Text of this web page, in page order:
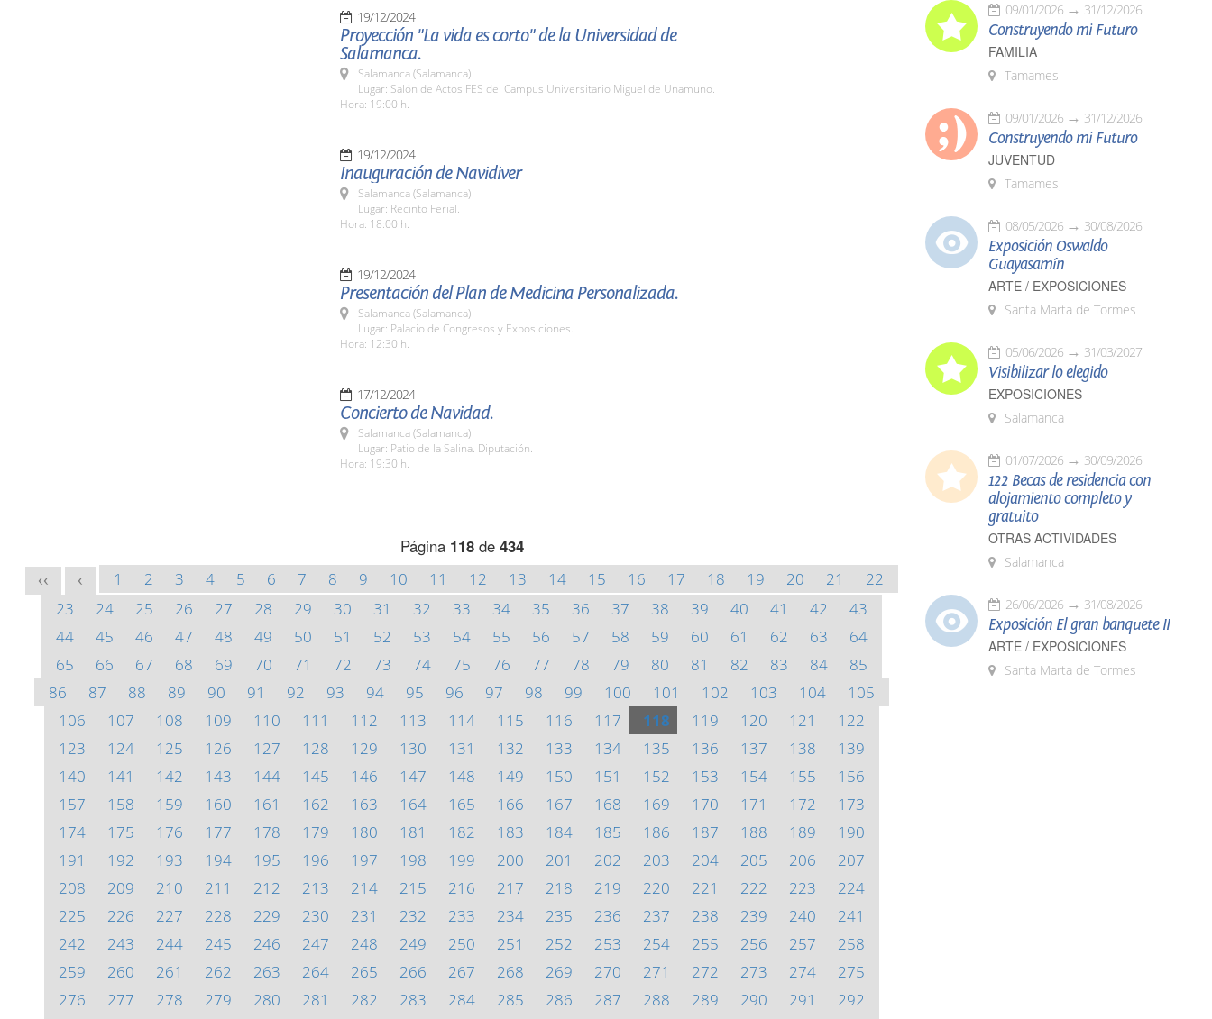
19/12/2024
Proyección "La vida es corto" de la Universidad de
Salamanca.
Salamanca (Salamanca)
Lugar: Salón de Actos FES del Campus Universitario Miguel de Unamuno.
Hora: 19:00 h.
19/12/2024
Inauguración de Navidiver
Salamanca (Salamanca)
Lugar: Recinto Ferial.
Hora: 18:00 h.
19/12/2024
Presentación del Plan de Medicina Personalizada.
Salamanca (Salamanca)
Lugar: Palacio de Congresos y Exposiciones.
Hora: 12:30 h.
17/12/2024
Concierto de Navidad.
Salamanca (Salamanca)
Lugar: Patio de la Salina. Diputación.
Hora: 19:30 h.
Página 118de 434
<< < 1 2 3 4 5 6 7 8 9 10 11 12 13 14 15 16 17 18 19 20 21
22
23
24 25 26 27 28 29 30 31 32 33 34 35 36 37 38 39 40 41 42
43
44
45 46 47 48 49 50 51 52 53 54 55 56 57 58 59 60 61 62 63
64
65
66 67 68 69 70 71 72 73 74 75 76 77 78 79 80 81 82 83 84
85
86
87 88 89 90 91 92 93 94 95 96 97 98 99 100 101 102 103 104
105
106
107 108 109 110 111 112 113 114 115 116 117 118 119 120 121
122
123
124 125 126 127 128 129 130 131 132 133 134 135 136 137 138
139
140
141 142 143 144 145 146 147 148 149 150 151 152 153 154 155
156
157
158 159 160 161 162 163 164 165 166 167 168 169 170 171 172
173
174
175 176 177 178 179 180 181 182 183 184 185 186 187 188 189
190
191
192 193 194 195 196 197 198 199 200 201 202 203 204 205 206
207
208
209 210 211 212 213 214 215 216 217 218 219 220 221 222 223
224
225
226 227 228 229 230 231 232 233 234 235 236 237 238 239 240
241
242
243 244 245 246 247 248 249 250 251 252 253 254 255 256 257
258
259
260 261 262 263 264 265 266 267 268 269 270 271 272 273 274
275
276
277 278 279 280 281 282 283 284 285 286 287 288 289 290 291
292
09/01/2026 31/12/2026
Construyendo mi Futuro
FAMILIA
Tamames
09/01/2026 31/12/2026
Construyendo mi Futuro
JUVENTUD
Tamames
08/05/2026 30/08/2026
Exposición Oswaldo
Guayasamín
ARTE / EXPOSICIONES
Santa Marta de Tormes
05/06/2026 31/03/2027
Visibilizar lo elegido
EXPOSICIONES
Salamanca
01/07/2026 30/09/2026
122 Becas de residencia con
alojamiento completo y
gratuito
OTRAS ACTIVIDADES
Salamanca
26/06/2026 31/08/2026
Exposición El gran banquete II
ARTE / EXPOSICIONES
Santa Marta de Tormes